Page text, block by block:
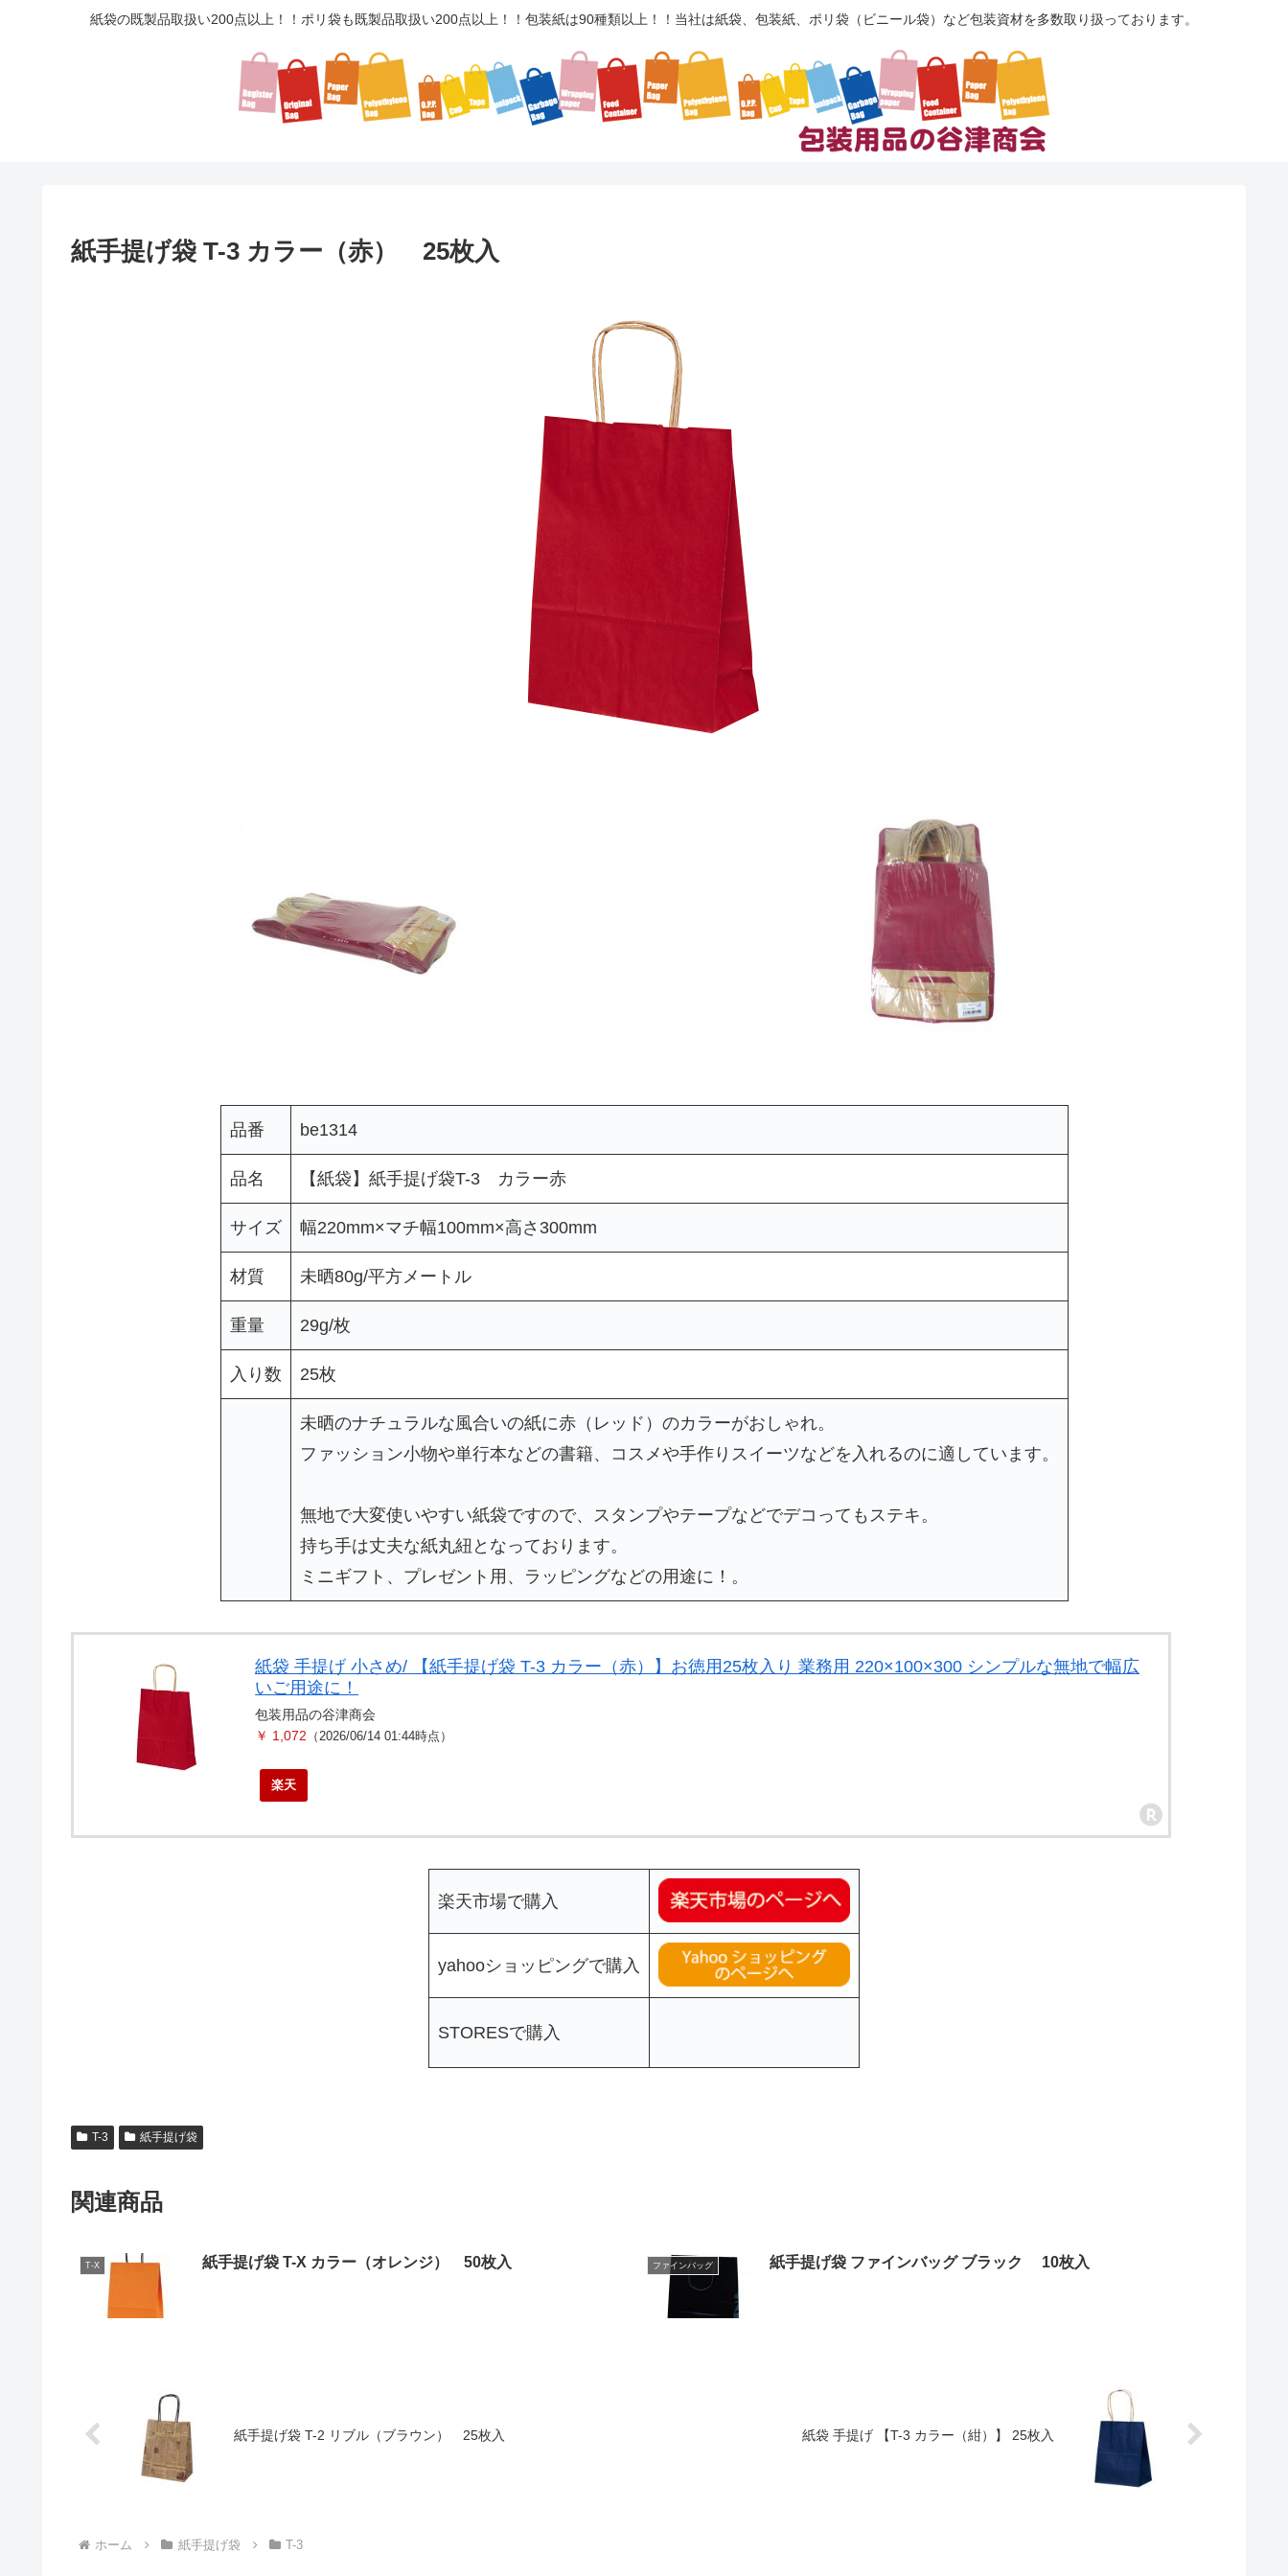
紙袋の既製品取扱い200点以上！！ポリ袋も既製品取扱い200点以上！！包装紙は90種類以上！！当社は紙袋、包装紙、ポリ袋（ビニール袋）など包装資材を多数取り扱っております。
紙手提げ袋 T-3 カラー（赤） 25枚入
品番 be1314
品名 【紙袋】紙手提げ袋T-3 カラー赤
サイズ 幅220mm×マチ幅100mm×高さ300mm
材質 未晒80g/平方メートル
重量 29g/枚
入り数 25枚
未晒のナチュラルな風合いの紙に赤（レッド）のカラーがおしゃれ。
ファッション小物や単行本などの書籍、コスメや手作りスイーツなどを入れるのに適しています。
無地で大変使いやすい紙袋ですので、スタンプやテープなどでデコってもステキ。
持ち手は丈夫な紙丸紐となっております。
ミニギフト、プレゼント用、ラッピングなどの用途に！。
紙袋 手提げ 小さめ/ 【紙手提げ袋 T-3 カラー（赤）】お徳用25枚入り 業務用 220×100×300 シンプルな無地で幅広
いご用途に！
包装用品の谷津商会
￥ 1,072 （2026/06/14 01:44時点）
楽天
楽天市場で購入
yahooショッピングで購入
STORESで購入
T-3 紙手提げ袋
関連商品
T-X 紙手提げ袋 T-X カラー（オレンジ） 50枚入 ファインバッグ 紙手提げ袋 ファインバッグ ブラック 10枚入
紙手提げ袋 T-2 リブル（ブラウン） 25枚入 紙袋 手提げ 【T-3 カラー（紺）】 25枚入
ホーム 紙手提げ袋 T-3